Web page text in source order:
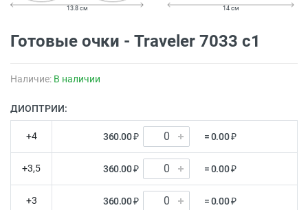
13.8 см 14 см
Готовые очки - Traveler 7033 c1
Наличие: В наличии
ДИОПТРИИ:
+4 360.00 ₽ = 0.00 ₽
+3,5 360.00 ₽ = 0.00 ₽
+3 360.00 ₽ = 0.00 ₽